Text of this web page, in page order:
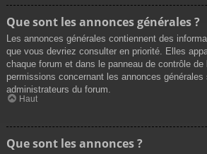
Que sont les annonces générales ?
Les annonces générales contiennent des
que vous devriez consulter en priorité. Elles
chaque forum et dans le panneau de contrôle de
permissions concernant les annonces
administrateurs du forum.
Haut
Que sont les annonces ?